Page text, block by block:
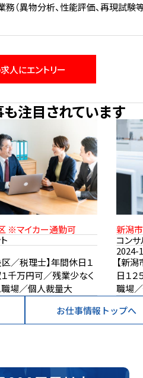
（異物分析、性能評価、再現試験等
人にエントリー
注目されています
※マイカー通勤可
／税理士】年間休日１
千万円可／残業少なく
職場／個人裁量大
新潟
コンサ
2024-
【新
日１
職場
お仕事情報トップへ